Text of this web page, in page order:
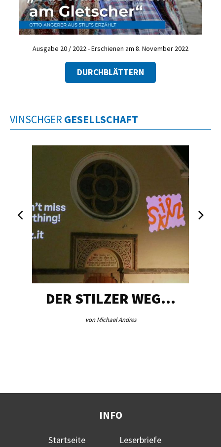
Ausgabe 20 / 2022 - Erschienen am 8. November 2022
DURCHBLÄTTERN
VINSCHGER GESELLSCHAFT
DER STILZER WEG…
von Michael Andres
INFO
Startseite
Leserbriefe